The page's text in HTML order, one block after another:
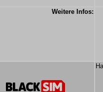
Weitere Infos: